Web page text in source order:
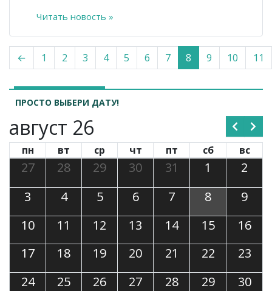
Читать новость »
← 1 2 3 4 5 6 7 8 9 10 11
ПРОСТО ВЫБЕРИ ДАТУ!
август 26
пн вт ср чт пт сб вс
27 28 29 30 31 1
2
3
4 5 6 7 8
9
10
11 12 13 14 15
16
17
18 19 20 21 22
23
24
25 26 27 28 29
30